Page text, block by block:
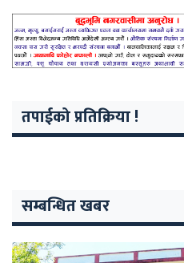
तपाईको प्रतिक्रिया !
सम्बन्धित खबर